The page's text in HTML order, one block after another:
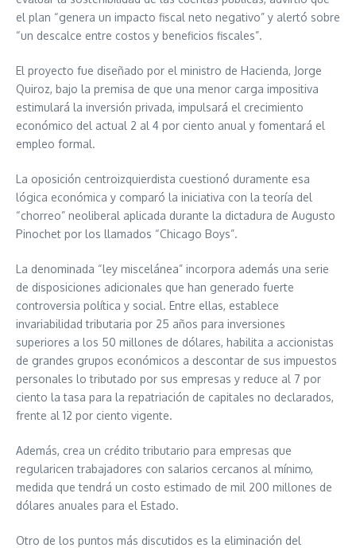
el plan “genera un impacto fiscal neto negativo” y alertó sobre
“un descalce entre costos y beneficios fiscales”.
El proyecto fue diseñado por el ministro de Hacienda, Jorge
Quiroz, bajo la premisa de que una menor carga impositiva
estimulará la inversión privada, impulsará el crecimiento
económico del actual 2 al 4 por ciento anual y fomentará el
empleo formal.
La oposición centroizquierdista cuestionó duramente esa
lógica económica y comparó la iniciativa con la teoría del
“chorreo” neoliberal aplicada durante la dictadura de Augusto
Pinochet por los llamados “Chicago Boys”.
La denominada “ley miscelánea” incorpora además una serie
de disposiciones adicionales que han generado fuerte
controversia política y social. Entre ellas, establece
invariabilidad tributaria por 25 años para inversiones
superiores a los 50 millones de dólares, habilita a accionistas
de grandes grupos económicos a descontar de sus impuestos
personales lo tributado por sus empresas y reduce al 7 por
ciento la tasa para la repatriación de capitales no declarados,
frente al 12 por ciento vigente.
Además, crea un crédito tributario para empresas que
regularicen trabajadores con salarios cercanos al mínimo,
medida que tendrá un costo estimado de mil 200 millones de
dólares anuales para el Estado.
Otro de los puntos más discutidos es la eliminación del